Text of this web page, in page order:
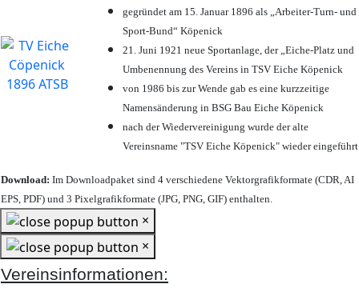
gegründet am 15. Januar 1896 als „Arbeiter-Turn- und
Sport-Bund“ Köpenick
21. Juni 1921 neue Sportanlage, der „Eiche-Platz und
Umbenennung des Vereins in TSV Eiche Köpenick
von 1986 bis zur Wende gab es eine kurzzeitige
Namensänderung in BSG Bau Eiche Köpenick
nach der Wiedervereinigung wurde der alte
Vereinsname "TSV Eiche Köpenick" wieder eingeführt
Download: Im Downloadpaket sind 4 verschiedene Vektorgrafikformate (CDR, AI
EPS, PDF) und 3 Pixelgrafikformate (JPG, PNG, GIF) enthalten.
×
×
Vereinsinformationen: